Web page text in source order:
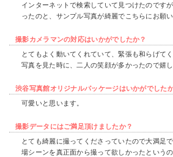
インターネットで検索していて見つけたのです
ったのと、サンプル写真が綺麗でこちらにお願
撮影カメラマンの対応はいかがでしたか？
とてもよく動いてくれていて、緊張も和らげて
写真を見た時に、二人の笑顔が多かったので嬉し
渋谷写真館オリジナルパッケージはいかがでした
可愛いと思います。
撮影データにはご満足頂けましたか？
とても綺麗に撮ってくださっていたので大満足
場シーンを真正面から撮って欲しかったという